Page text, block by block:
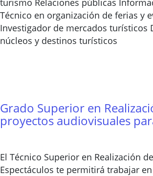
turismo Relaciones públicas
Técnico en organización de ferias y
Investigador de mercados turísticos
núcleos y destinos turísticos
Grado Superior en
proyectos audiovisuales
El Técnico Superior en Realización
Espectáculos te permitirá trabajar